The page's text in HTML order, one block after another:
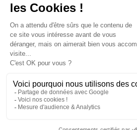
vérifier .
Follow us
Newsletter